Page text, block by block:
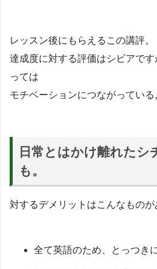
レッスン後にもらえるこの講評。
達成度に対する評価はシビアで
っては
モチベーションにつながっている
日常とはかけ離れたシ
も。
対するデメリットはこんなものが
全て英語のため、とっつき